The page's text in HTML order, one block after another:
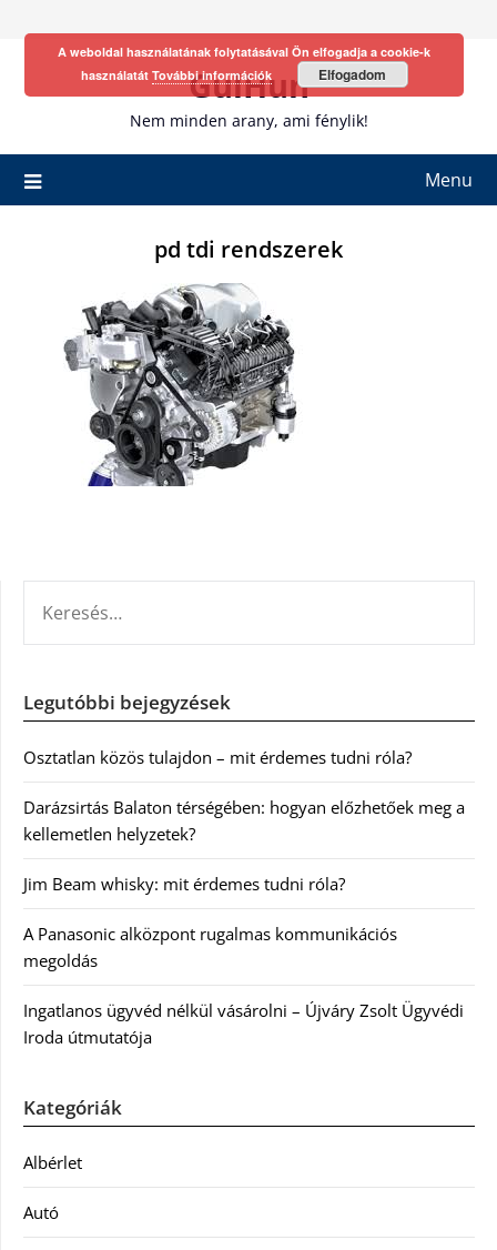
GulHun
Nem minden arany, ami fénylik!
Menu
pd tdi rendszerek
Legutóbbi bejegyzések
Osztatlan közös tulajdon – mit érdemes tudni róla?
Darázsirtás Balaton térségében: hogyan előzhetőek meg a
kellemetlen helyzetek?
Jim Beam whisky: mit érdemes tudni róla?
A Panasonic alközpont rugalmas kommunikációs
megoldás
Ingatlanos ügyvéd nélkül vásárolni – Újváry Zsolt Ügyvédi
Iroda útmutatója
Kategóriák
Albérlet
Autó
A weboldal használatának folytatásával Ön elfogadja a cookie-k
használatát További információk Elfogadom